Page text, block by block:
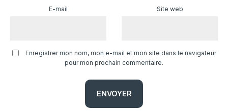
E-mail Site web
Enregistrer mon nom, mon e-mail et mon site dans le navigateur
pour mon prochain commentaire.